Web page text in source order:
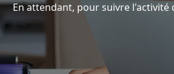
En attendant, pour suivre l'activité